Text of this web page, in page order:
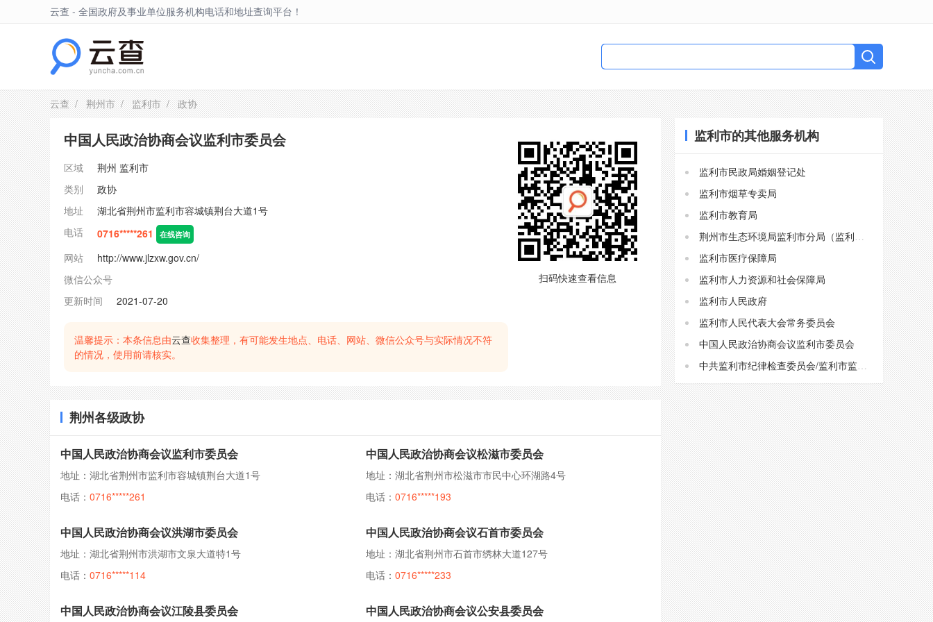
云查 - 全国政府及事业单位服务机构电话和地址查询平台！
云查/荆州市/监利市/ 政协
中国人民政治协商会议监利市委员会
区域 荆州 监利市
类别
政协
地址
湖北省荆州市监利市容城镇荆台大道1号
电话
0716*****261 在线咨询
网站
http://www.jlzxw.gov.cn/
微信公众号
更新时间
2021-07-20
温馨提示：本条信息由云查收集整理，有可能发生地点、电话、网站、微信公众号与实际情况不符
的情况，使用前请核实。
扫码快速查看信息
荆州各级政协
中国人民政治协商会议监利市委员会
地址：湖北省荆州市监利市容城镇荆台大道1号
电话： 0716*****261
中国人民政治协商会议松滋市委员会
地址：湖北省荆州市松滋市市民中心环湖路4号
电话： 0716*****193
中国人民政治协商会议洪湖市委员会
地址：湖北省荆州市洪湖市文泉大道特1号
电话： 0716*****114
中国人民政治协商会议石首市委员会
地址：湖北省荆州市石首市绣林大道127号
电话： 0716*****233
中国人民政治协商会议江陵县委员会 中国人民政治协商会议公安县委员会
监利市的其他服务机构
监利市民政局婚姻登记处
监利市烟草专卖局
监利市教育局
荆州市生态环境局监利市分局（监利市生态环境保护综合执法大队）
监利市医疗保障局
监利市人力资源和社会保障局
监利市人民政府
监利市人民代表大会常务委员会
中国人民政治协商会议监利市委员会
中共监利市纪律检查委员会/监利市监察委员会